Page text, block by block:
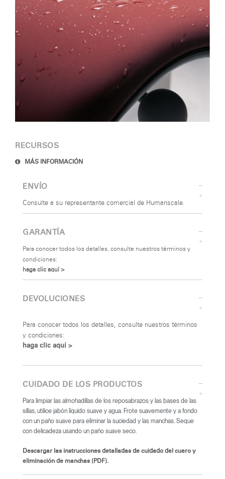
RECURSOS
MÁS INFORMACIÓN
ENVÍO
Consulte a su representante comercial de Humanscale.
GARANTÍA
Para conocer todos los detalles, consulte nuestros términos y
condiciones:
haga clic aquí >
DEVOLUCIONES
Para conocer todos los detalles, consulte nuestros términos
y condiciones:
haga clic aquí >
CUIDADO DE LOS PRODUCTOS
Para limpiar las almohadillas de los reposabrazos y las bases de las
sillas, utilice jabón líquido suave y agua. Frote suavemente y a fondo
con un paño suave para eliminar la suciedad y las manchas. Seque
con delicadeza usando un paño suave seco.
Descargar las instrucciones detalladas de cuidado del cuero y
eliminación de manchas (PDF).